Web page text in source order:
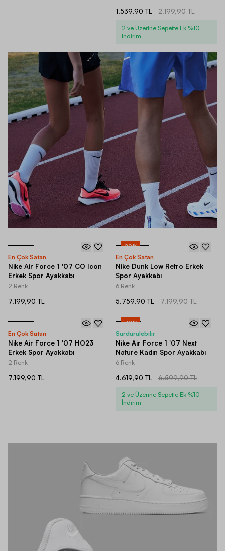
1.539,90 TL 2.199,90 TL
2 ve Üzerine Sepette Ek %10
İndirim
En Çok Satan
Nike Air Force 1 '07 CO Icon
Erkek Spor Ayakkabı
2 Renk
7.199,90 TL
-20%
En Çok Satan
Nike Dunk Low Retro Erkek
Spor Ayakkabı
6 Renk
5.759,90 TL 7.199,90 TL
En Çok Satan
Nike Air Force 1 '07 HO23
Erkek Spor Ayakkabı
2 Renk
7.199,90 TL
-30%
Sürdürülebilir
Nike Air Force 1 '07 Next
Nature Kadın Spor Ayakkabı
6 Renk
4.619,90 TL 6.599,90 TL
2 ve Üzerine Sepette Ek %10
İndirim